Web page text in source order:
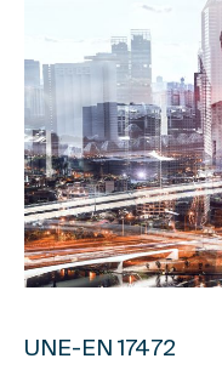
UNE-EN 17472